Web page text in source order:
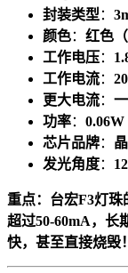
封装类型 ：
颜色： 红色（
工作电压：
工作电流：
更大电流：
功率： 0.06W
芯片品牌：
发光角度：
重点：台宏F3灯
超过50-60mA，长
快，甚至直接烧毁！